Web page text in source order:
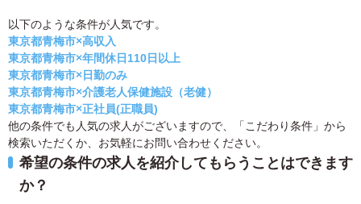
以下のような条件が人気です。
東京都青梅市×高収入
東京都青梅市×年間休日110日以上
東京都青梅市×日勤のみ
東京都青梅市×介護老人保健施設（老健）
東京都青梅市×正社員(正職員)
他の条件でも人気の求人がございますので、「こだわり条件」から
検索いただくか、お気軽にお問い合わせください。
希望の条件の求人を紹介してもらうことはできます
か？